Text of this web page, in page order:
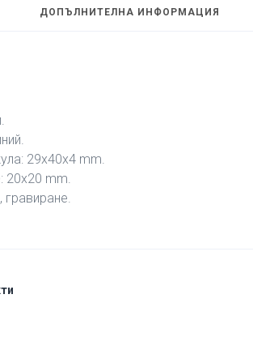
ДОПЪЛНИТЕЛНА ИНФОРМАЦИЯ
29x40x4 mm.
20х20 mm.
гравиране.